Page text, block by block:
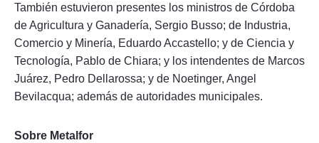
También estuvieron presentes los ministros de Córdoba
de Agricultura y Ganadería, Sergio Busso; de Industria,
Comercio y Minería, Eduardo Accastello; y de Ciencia y
Tecnología, Pablo de Chiara; y los intendentes de Marcos
Juárez, Pedro Dellarossa; y de Noetinger, Angel
Bevilacqua; además de autoridades municipales.
Sobre Metalfor